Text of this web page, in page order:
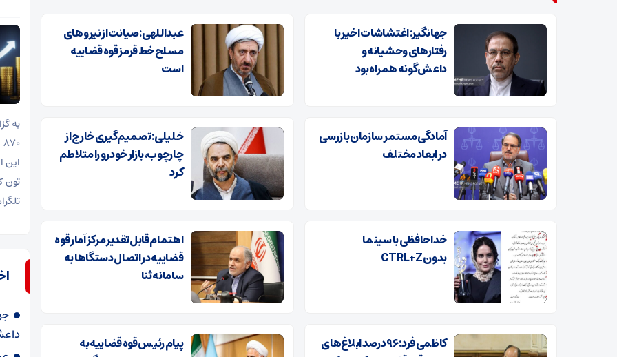
جهانگیر: اغتشاشات اخیر با
رفتارهای وحشیانه و
داعش‌گونه همراه بود
عبداللهی: صیانت از نیروهای
مسلح خط قرمز قوه قضاییه
است
آمادگی مستمر سازمان بازرسی
در ابعاد مختلف
خلیلی: تصمیم‌گیری خارج از
چارچوب، بازار خودرو را متلاطم
کرد
خداحافظی با سینما
بدون CTRL+Z
اهتمام قابل تقدیر مرکز آمار قوه
قضاییه در اتصال دستگاها به
سامانه ثنا
کاظمی فرد: ۹۶ درصد ابلاغ‌های
پیام رئیس قوه قضاییه به
این